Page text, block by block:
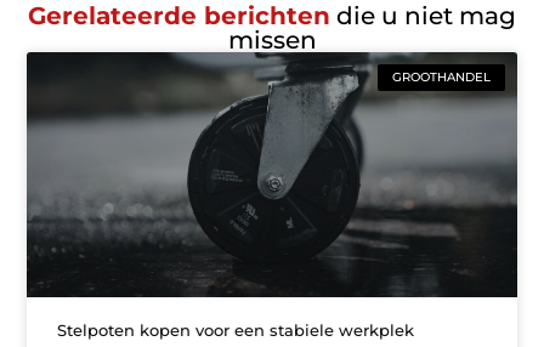
Gerelateerde berichten die u niet mag
missen
GROOTHANDEL
Stelpoten kopen voor een stabiele werkplek